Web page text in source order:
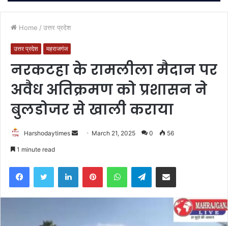
Home / उत्तर प्रदेश
उत्तर प्रदेश महराजगंज
नरकटहा के रामलीला मैदान पर
अवैध अतिक्रमण को प्रशासन ने
बुलडोजर से खाली कराया
Harshodaytimes
Send March 21, 2025 0 56
1 minute read
FacebookTwitter LinkedInPinterestWhatsAppTelegramShare via Email